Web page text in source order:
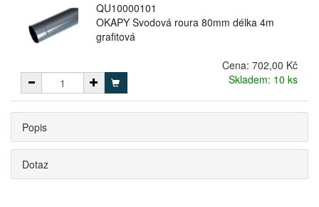
QU10000101
OKAPY Svodová roura 80mm délka 4m
grafitová
Cena: 702,00 Kč
Skladem: 10 ks
Popis
Dotaz